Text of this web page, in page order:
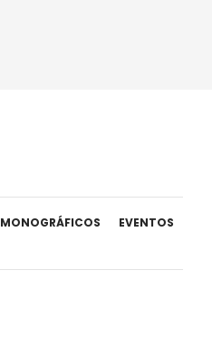
MONOGRÁFICOS EVENTOS